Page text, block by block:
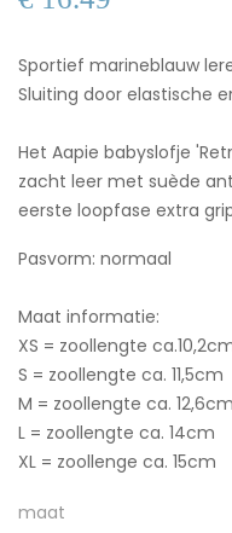
Sportief marineblauw
Sluiting door elastische
Het Aapie babyslofje
zacht leer met suède
eerste loopfase extra
Pasvorm: normaal
Maat informatie:
XS = zoollengte
S = zoollengte ca. 11,5cm
M = zoollengte ca. 12,6cm
L = zoollengte ca. 14cm
XL = zoollenge ca. 15cm
maat